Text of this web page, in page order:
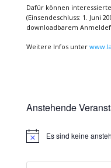
Dafür können
(Einsendeschluss: 1. Juni
downloadbarem
Weitere Infos unter
Anstehende
HinweisEs sind keine